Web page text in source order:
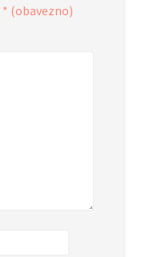
* (obavezno)